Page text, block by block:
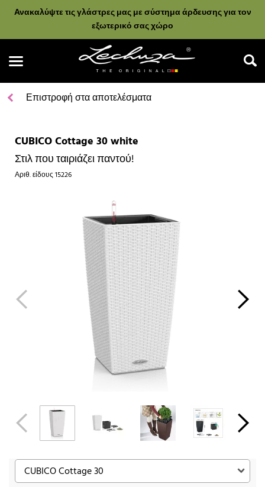
Ανακαλύψτε τις γλάστρες μας με σύστημα άρδευσης για τον
εξωτερικό σας χώρο
Αναζήτηση
Επιστροφή στα αποτελέσματα
CUBICO Cottage 30 white
Στιλ που ταιριάζει παντού!
Αριθ. είδους15226